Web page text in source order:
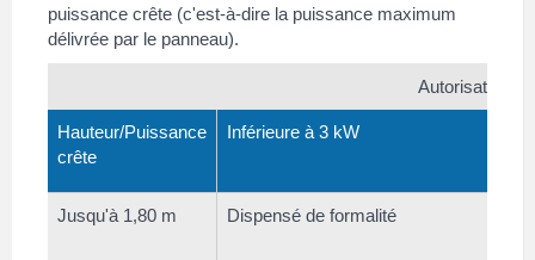
puissance crête (c'est-à-dire la puissance maximum
délivrée par le panneau).
Autorisation
Hauteur/Puissance
crête
Inférieure à 3 kW
Jusqu'à 1,80 m Dispensé de formalité